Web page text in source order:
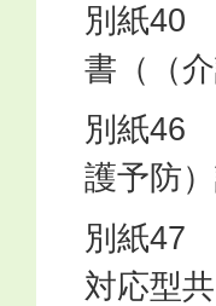
別紙40
書（（
別紙46
護予防
別紙47
対応型